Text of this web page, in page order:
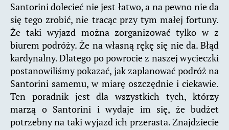
Santorini dolecieć nie jest łatwo, a na pewno nie da
się tego zrobić, nie tracąc przy tym małej fortuny.
Że taki wyjazd można zorganizować tylko w z
biurem podróży. Że na własną rękę się nie da. Błąd
kardynalny. Dlatego po powrocie z naszej wycieczki
postanowiliśmy pokazać, jak zaplanować podróż na
Santorini samemu, w miarę oszczędnie i ciekawie.
Ten poradnik jest dla wszystkich tych, którzy
marzą o Santorini i wydaje im się, że budżet
potrzebny na taki wyjazd ich przerasta. Znajdziecie